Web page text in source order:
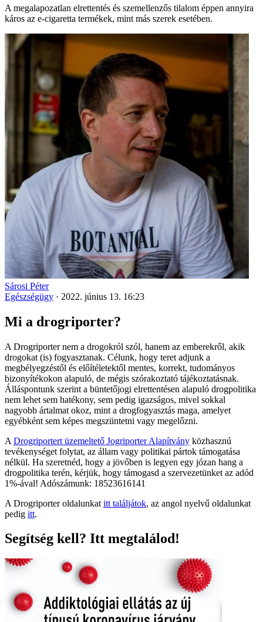
A megalapozatlan elrettentés és szemellenzős tilalom éppen annyira
káros az e-cigaretta termékek, mint más szerek esetében.
Sárosi Péter
Egészségügy · 2022. június 13. 16:23
Mi a drogriporter?
A Drogriporter nem a drogokról szól, hanem az emberekről, akik
drogokat (is) fogyasztanak. Célunk, hogy teret adjunk a
megbélyegzéstől és előítéletektől mentes, korrekt, tudományos
bizonyítékokon alapuló, de mégis szórakoztató tájékoztatásnak.
Álláspontunk szerint a büntetőjogi elrettentésen alapuló drogpolitika
nem lehet sem hatékony, sem pedig igazságos, mivel sokkal
nagyobb ártalmat okoz, mint a drogfogyasztás maga, amelyet
egyébként sem képes megszüntetni vagy megelőzni.
A Drogriportert üzemeltető Jogriporter Alapítvány közhasznú
tevékenységet folytat, az állam vagy politikai pártok támogatása
nélkül. Ha szeretnéd, hogy a jövőben is legyen egy józan hang a
drogpolitika terén, kérjük, hogy támogasd a szervezetünket az adód
1%-ával! Adószámunk: 18523616141
A Drogriporter oldalunkat itt találjátok, az angol nyelvű oldalunkat
pedig itt.
Segítség kell? Itt megtalálod!